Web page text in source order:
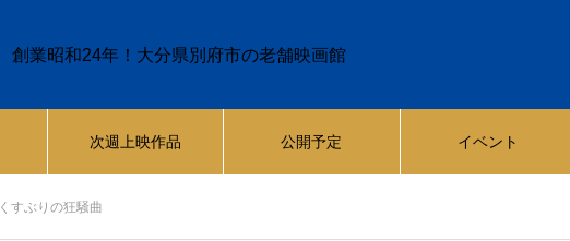
創業昭和24年！大分県別府市の老舗映画館
次週上映作品 公開予定 イベント
くすぶりの狂騒曲